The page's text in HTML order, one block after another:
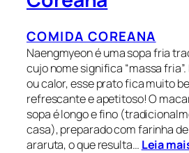
COMIDA COREANA
Naengmyeon é uma sopa fria
cujo nome significa “massa
ou calor, esse prato fica muito
refrescante e apetitoso! O
sopa é longo e fino
casa), preparado com farinha
araruta, o que resulta… Leia